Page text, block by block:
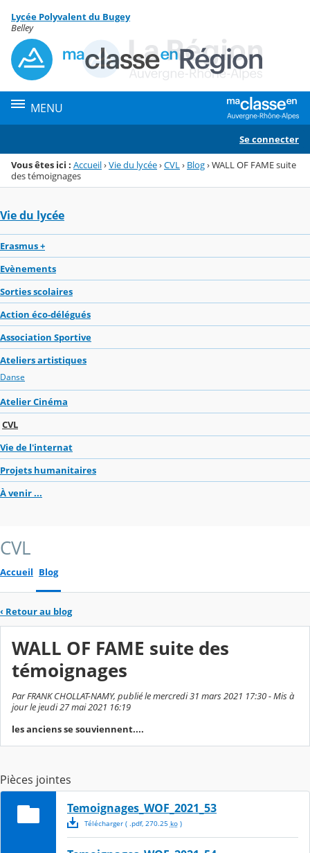
Menu de la rubrique
Contenu
Lycée Polyvalent du Bugey
Belley
MENU
Se connecter
Vous êtes ici : Accueil›Vie du lycée›CVL › Blog›WALL OF FAME suite
des témoignages
Vie du lycée
Erasmus +
Evènements
Sorties scolaires
Action éco-délégués
Association Sportive
Ateliers artistiques
Danse
Atelier Cinéma
CVL
Vie de l'internat
Projets humanitaires
À venir ...
CVL
Accueil Blog
‹ Retour au blog
WALL OF FAME suite des
témoignages
Par FRANK CHOLLAT-NAMY, publié le mercredi 31 mars 2021 17:30 - Mis à
jour le jeudi 27 mai 2021 16:19
les anciens se souviennent....
Pièces jointes
Temoignages_WOF_2021_53
Télécharger( .pdf, 270.25 ko)